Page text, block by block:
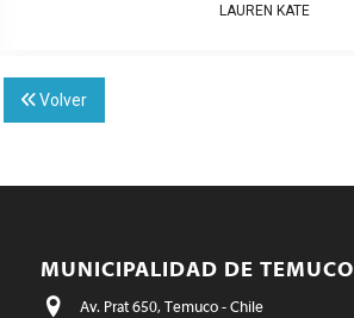
LAUREN KATE
Volver
MUNICIPALIDAD DE TEMUCO
Av. Prat 650, Temuco - Chile